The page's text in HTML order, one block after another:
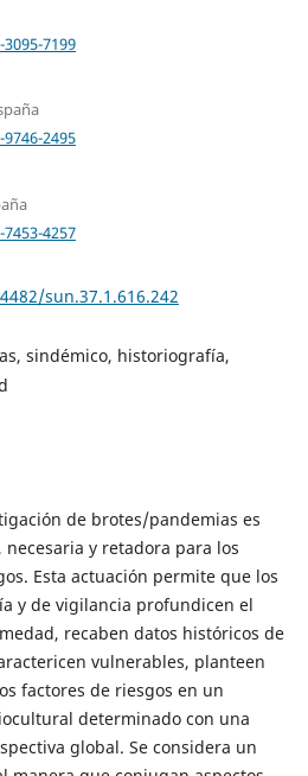
7199
2495
4257
sun.37.1.616.242
sindémico, historiografía,
de brotes/pandemias es
y retadora para los
Esta actuación permite que los
y de vigilancia profundicen el
recaben datos históricos de
vulnerables, planteen
factores de riesgos en un
determinado con una
global. Se considera un